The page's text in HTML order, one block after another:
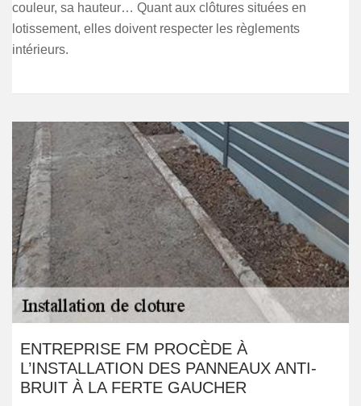
couleur, sa hauteur… Quant aux clôtures situées en
lotissement, elles doivent respecter les règlements
intérieurs.
ENTREPRISE FM PROCÈDE À
L’INSTALLATION DES PANNEAUX ANTI-
BRUIT À LA FERTE GAUCHER